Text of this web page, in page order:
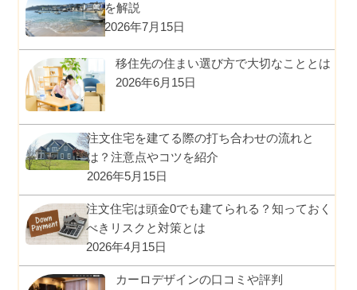
を解説
2026年7月15日
移住先の住まい選び方で大切なこととは
2026年6月15日
注文住宅を建てる際の打ち合わせの流れと
は？注意点やコツを紹介
2026年5月15日
注文住宅は頭金0でも建てられる？知っておく
べきリスクと対策とは
2026年4月15日
カーロデザインの口コミや評判